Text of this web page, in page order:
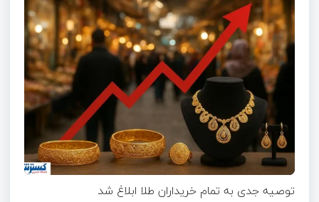
توصیه جدی به تمام خریداران طلا ابلاغ شد